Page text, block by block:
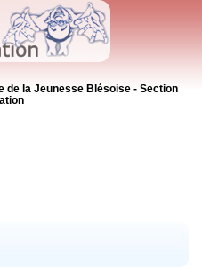
la Jeunesse Blésoise - Section